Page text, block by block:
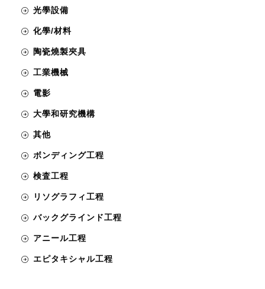
光學設備
化學/材料
陶瓷燒製夾具
工業機械
電影
大學和研究機構
其他
ボンディング工程
検査工程
リソグラフィ工程
バックグラインド工程
アニール工程
エピタキシャル工程